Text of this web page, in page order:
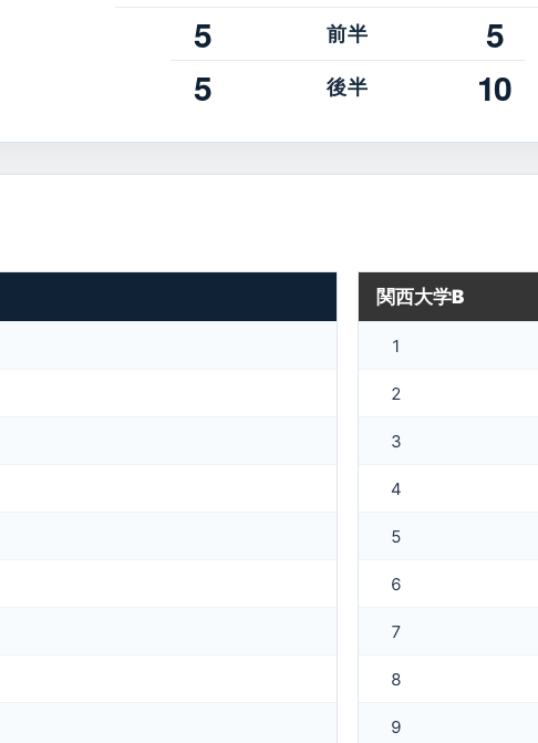
5 前半
5
5
後半 10
関西大学B
1
2
3
4
5
6
7
8
9